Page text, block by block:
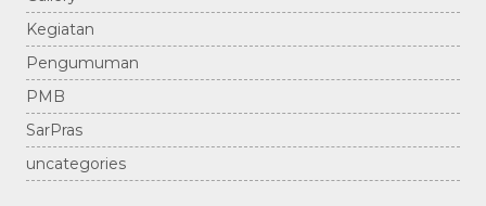
Kegiatan
Pengumuman
PMB
SarPras
uncategories